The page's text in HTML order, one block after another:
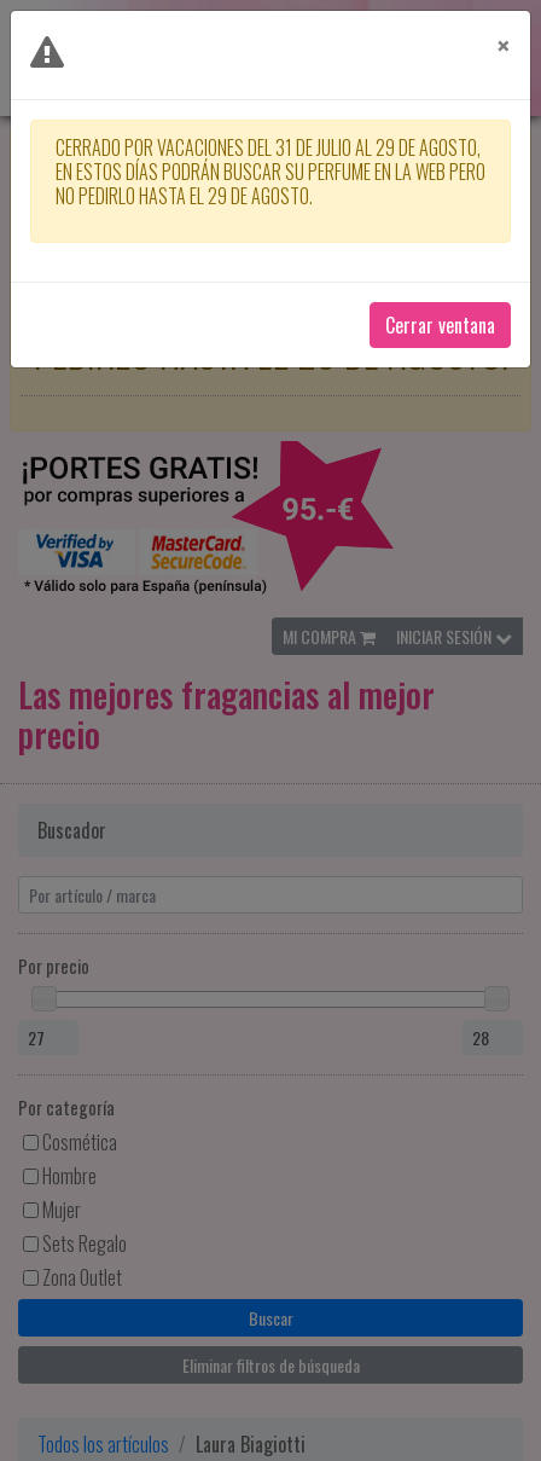
CERRADO POR VACACIONES DEL 31
DE JULIO AL 29 DE AGOSTO, EN
ESTOS DÍAS PODRÁN BUSCAR SU
PERFUME EN LA WEB PERO NO
PEDIRLO HASTA EL 29 DE AGOSTO.
MI COMPRA INICIAR SESIÓN
Las mejores fragancias al mejor
precio
Buscador
Por precio
Por categoría
Cosmética
Hombre
Mujer
Sets Regalo
Zona Outlet
Eliminar filtros de búsqueda
Todos los artículos
Laura Biagiotti
×
CERRADO POR VACACIONES DEL 31 DE JULIO AL 29 DE AGOSTO,
EN ESTOS DÍAS PODRÁN BUSCAR SU PERFUME EN LA WEB PERO
NO PEDIRLO HASTA EL 29 DE AGOSTO.
Cerrar ventana